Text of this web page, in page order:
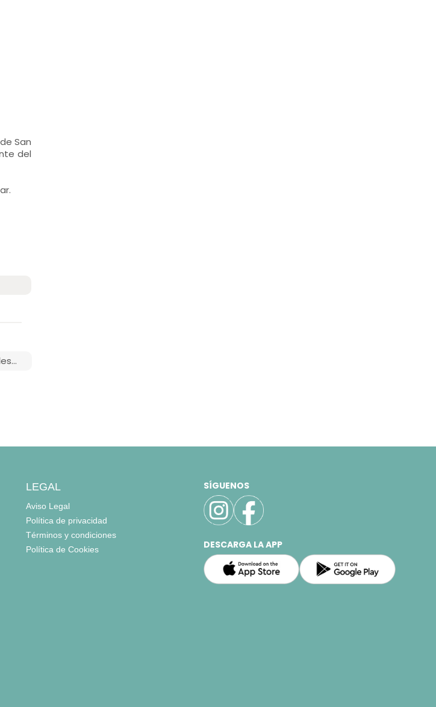
San
del
LEGAL
Aviso Legal
Política de privacidad
Términos y condiciones
Política de Cookies
SÍGUENOS
DESCARGA LA APP